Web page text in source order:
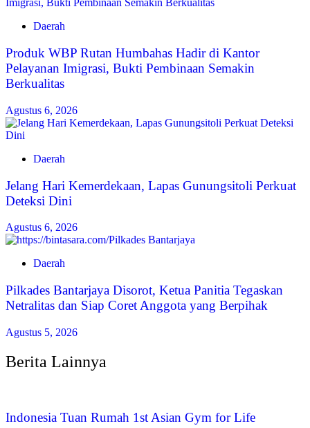
Daerah
Produk WBP Rutan Humbahas Hadir di Kantor
Pelayanan Imigrasi, Bukti Pembinaan Semakin
Berkualitas
Agustus 6, 2026
Daerah
Jelang Hari Kemerdekaan, Lapas Gunungsitoli Perkuat
Deteksi Dini
Agustus 6, 2026
Daerah
Pilkades Bantarjaya Disorot, Ketua Panitia Tegaskan
Netralitas dan Siap Coret Anggota yang Berpihak
Agustus 5, 2026
Berita Lainnya
Indonesia Tuan Rumah 1st Asian Gym for Life